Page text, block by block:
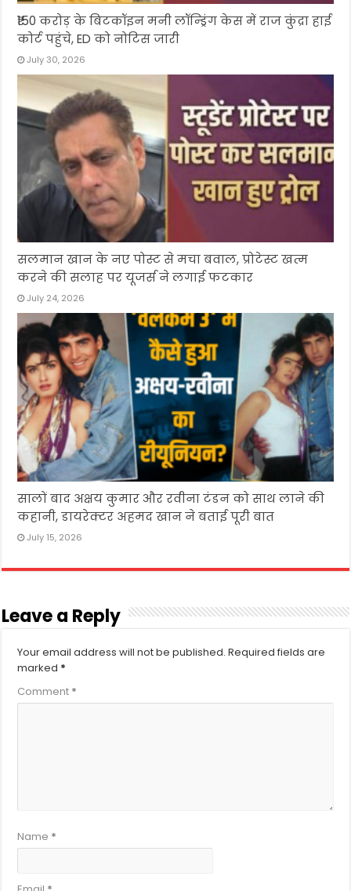
₹150 करोड़ के बिटकॉइन मनी लॉन्ड्रिंग केस में राज कुंद्रा हाई
कोर्ट पहुंचे, ED को नोटिस जारी
July 30, 2026
सलमान खान के नए पोस्ट से मचा बवाल, प्रोटेस्ट खत्म
करने की सलाह पर यूजर्स ने लगाई फटकार
July 24, 2026
सालों बाद अक्षय कुमार और रवीना टंडन को साथ लाने की
कहानी, डायरेक्टर अहमद खान ने बताई पूरी बात
July 15, 2026
Leave a Reply
Your email address will not be published. Required fields are
marked *
Comment *
Name *